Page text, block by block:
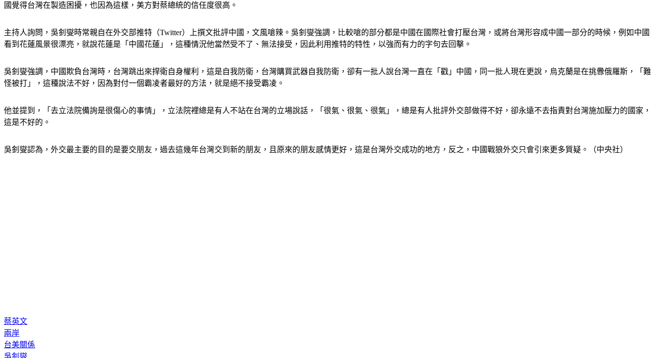
國覺得台灣在製造困擾，也因為這樣，美方對蔡總統的信任度很高。
主持人詢問，吳釗燮時常親自在外交部推特（Twitter）上撰文批評中國，文風嗆辣。吳釗燮強調，比較嗆的部分都是中國在國際社會打壓台灣，或將台灣形容成中國一部分的時候，例如中國
看到花蓮風景很漂亮，就說花蓮是「中國花蓮」，這種情況他當然受不了、無法接受，因此利用推特的特性，以強而有力的字句去回擊。
吳釗燮強調，中國欺負台灣時，台灣跳出來捍衛自身權利，這是自我防衛，台灣購買武器自我防衛，卻有一批人說台灣一直在「戳」中國，同一批人現在更說，烏克蘭是在挑釁俄羅斯，「難
怪被打」，這種說法不好，因為對付一個霸凌者最好的方法，就是絕不接受霸凌。
他並提到，「去立法院備詢是很傷心的事情」，立法院裡總是有人不站在台灣的立場說話，「很氣、很氣、很氣」，總是有人批評外交部做得不好，卻永遠不去指責對台灣施加壓力的國家，
這是不好的。
吳釗燮認為，外交最主要的目的是要交朋友，過去這幾年台灣交到新的朋友，且原來的朋友感情更好，這是台灣外交成功的地方，反之，中國戰狼外交只會引來更多質疑。（中央社）
蔡英文
兩岸
台美關係
吳釗燮